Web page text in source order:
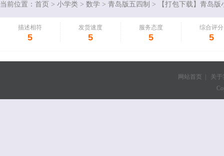
当前位置： 首页 > 小学类 > 数学 > 青岛版五四制 > 【打包下载】青岛版
描述相符
5
发货速度
5
服务态度
5
综合评分
5
网站首页
关于